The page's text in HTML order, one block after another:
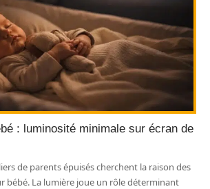
: luminosité minimale sur écran de
de parents épuisés cherchent la raison des
bébé. La lumière joue un rôle déterminant